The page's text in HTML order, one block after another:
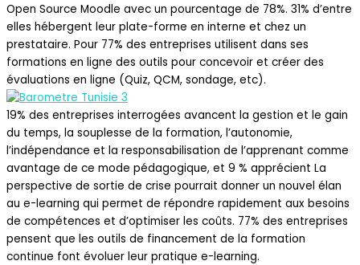
Open Source Moodle avec un pourcentage de 78%. 31% d’entre
elles hébergent leur plate-forme en interne et chez un
prestataire. Pour 77% des entreprises utilisent dans ses
formations en ligne des outils pour concevoir et créer des
évaluations en ligne (Quiz, QCM, sondage, etc).
19% des entreprises interrogées avancent la gestion et le gain
du temps, la souplesse de la formation, l’autonomie,
l’indépendance et la responsabilisation de l’apprenant comme
avantage de ce mode pédagogique, et 9 % apprécient La
perspective de sortie de crise pourrait donner un nouvel élan
au e-learning qui permet de répondre rapidement aux besoins
de compétences et d’optimiser les coûts. 77% des entreprises
pensent que les outils de financement de la formation
continue font évoluer leur pratique e-learning.